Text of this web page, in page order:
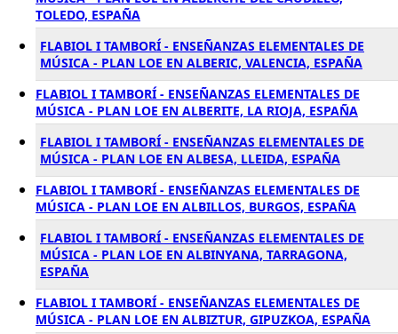
TOLEDO, ESPAÑA
FLABIOL I TAMBORÍ - ENSEÑANZAS ELEMENTALES DE
MÚSICA - PLAN LOE EN ALBERIC, VALENCIA, ESPAÑA
FLABIOL I TAMBORÍ - ENSEÑANZAS ELEMENTALES DE
MÚSICA - PLAN LOE EN ALBERITE, LA RIOJA, ESPAÑA
FLABIOL I TAMBORÍ - ENSEÑANZAS ELEMENTALES DE
MÚSICA - PLAN LOE EN ALBESA, LLEIDA, ESPAÑA
FLABIOL I TAMBORÍ - ENSEÑANZAS ELEMENTALES DE
MÚSICA - PLAN LOE EN ALBILLOS, BURGOS, ESPAÑA
FLABIOL I TAMBORÍ - ENSEÑANZAS ELEMENTALES DE
MÚSICA - PLAN LOE EN ALBINYANA, TARRAGONA,
ESPAÑA
FLABIOL I TAMBORÍ - ENSEÑANZAS ELEMENTALES DE
MÚSICA - PLAN LOE EN ALBIZTUR, GIPUZKOA, ESPAÑA